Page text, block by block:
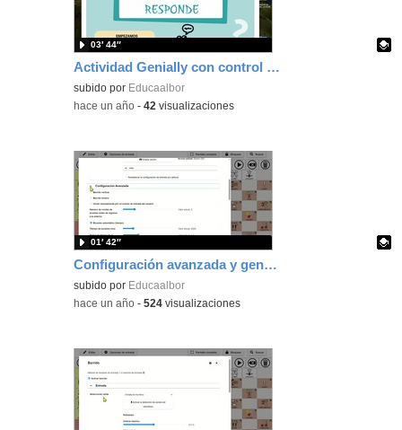
Actividad Genially con control por botón (barrido) en Mac
Contenido educativo.
subido por Educaalbor
03′ 44″
-hace un año -42 visualizaciones
Configuración avanzada y general de las opciones de entrada en AsTeRICS Grid
Contenido educativo.
subido por Educaalbor
01′ 42″
-hace un año -524 visualizaciones